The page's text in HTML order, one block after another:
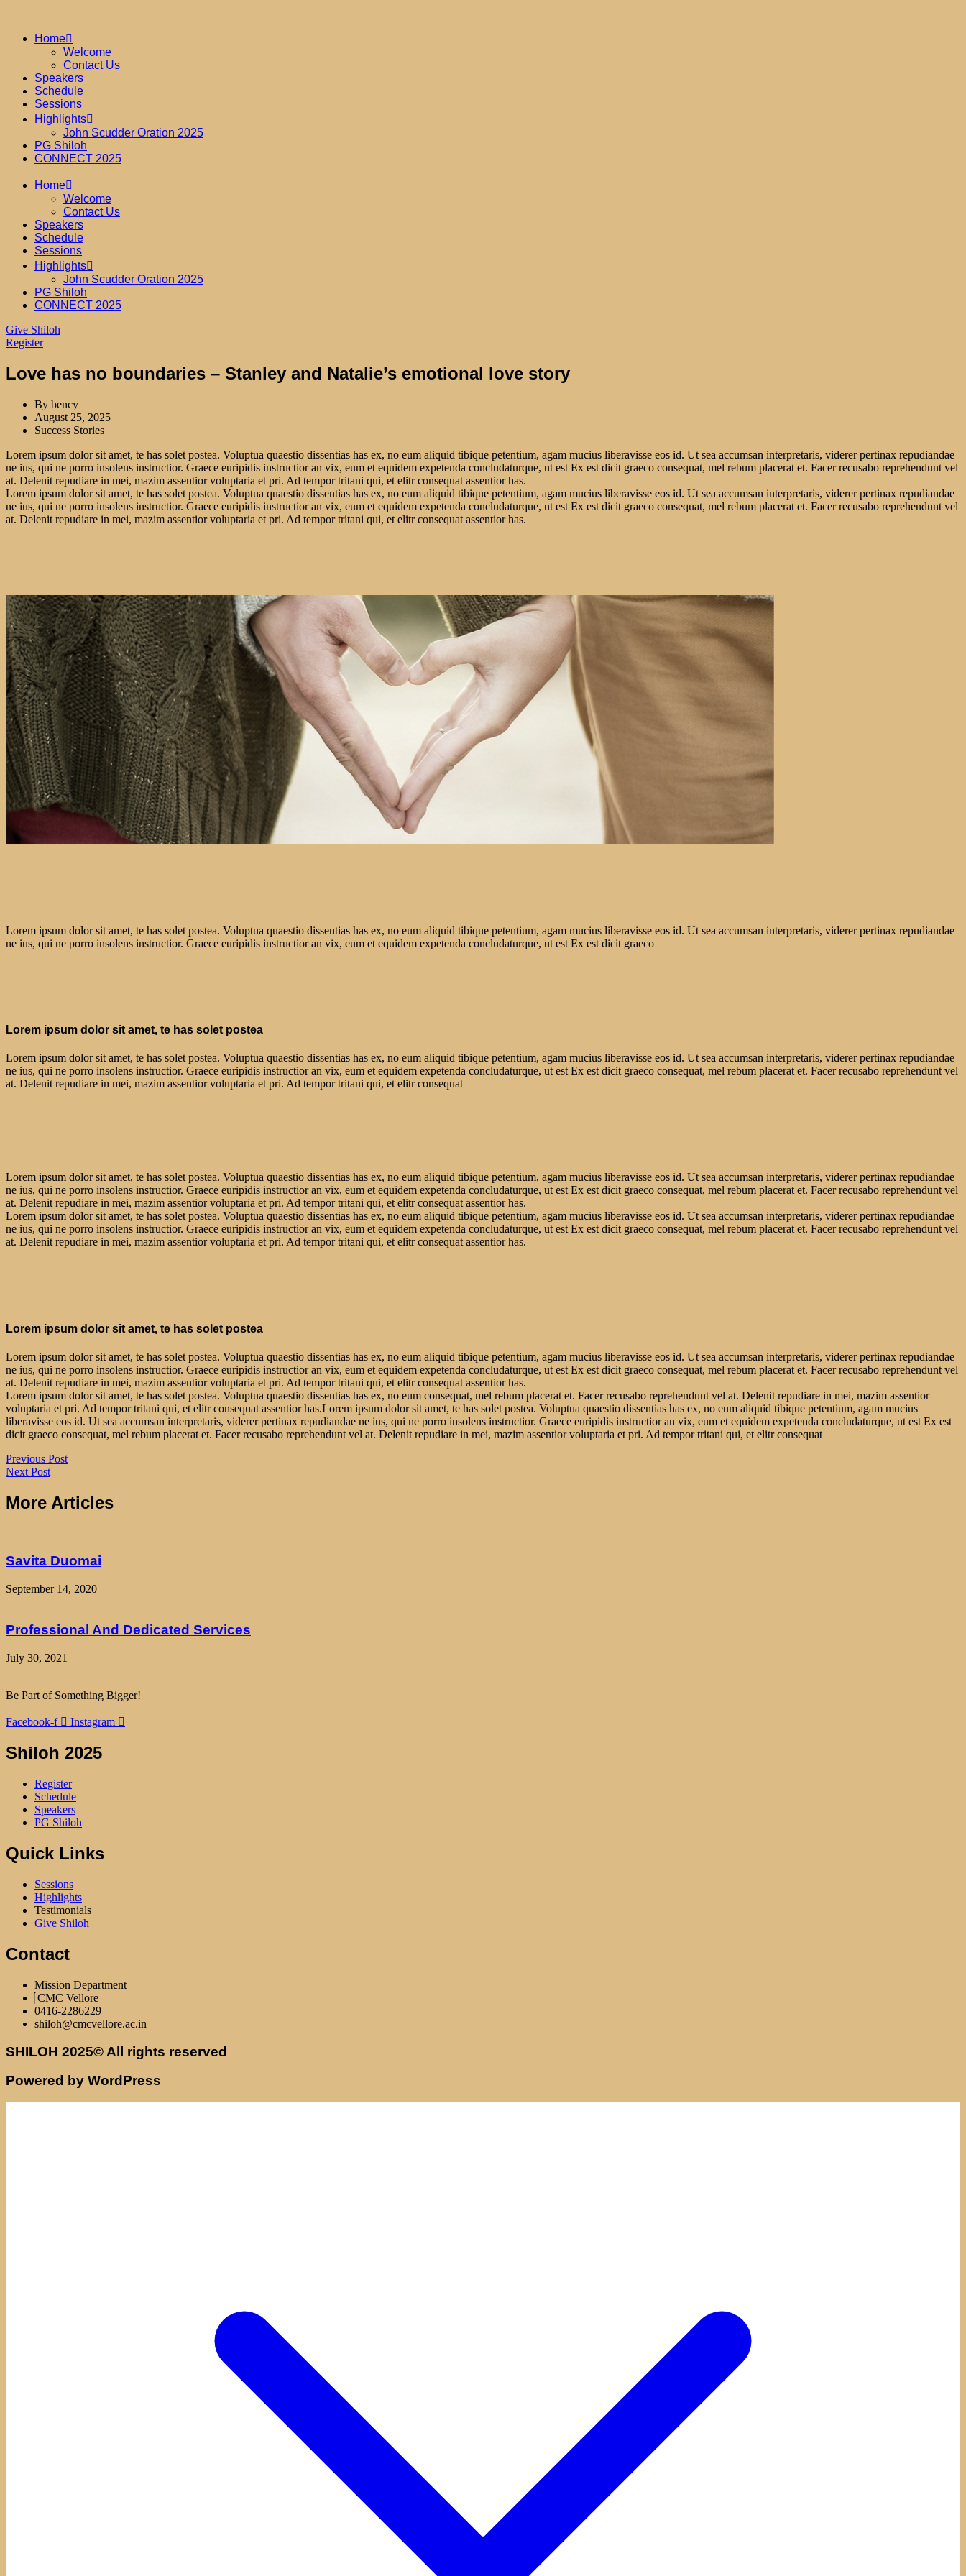
Home
Welcome
Contact Us
Speakers
Schedule
Sessions
Highlights
John Scudder Oration 2025
PG Shiloh
CONNECT 2025
Home
Welcome
Contact Us
Speakers
Schedule
Sessions
Highlights
John Scudder Oration 2025
PG Shiloh
CONNECT 2025
Give Shiloh
Register
Love has no boundaries – Stanley and Natalie’s emotional love story
By bency
August 25, 2025
Success Stories
Lorem ipsum dolor sit amet, te has solet postea. Voluptua quaestio dissentias has ex, no eum aliquid tibique petentium, agam mucius liberavisse eos id. Ut sea accumsan interpretaris, viderer pertinax repudiandae
ne ius, qui ne porro insolens instructior. Graece euripidis instructior an vix, eum et equidem expetenda concludaturque, ut est Ex est dicit graeco consequat, mel rebum placerat et. Facer recusabo reprehendunt vel
at. Delenit repudiare in mei, mazim assentior voluptaria et pri. Ad tempor tritani qui, et elitr consequat assentior has.
Lorem ipsum dolor sit amet, te has solet postea. Voluptua quaestio dissentias has ex, no eum aliquid tibique petentium, agam mucius liberavisse eos id. Ut sea accumsan interpretaris, viderer pertinax repudiandae
ne ius, qui ne porro insolens instructior. Graece euripidis instructior an vix, eum et equidem expetenda concludaturque, ut est Ex est dicit graeco consequat, mel rebum placerat et. Facer recusabo reprehendunt vel
at. Delenit repudiare in mei, mazim assentior voluptaria et pri. Ad tempor tritani qui, et elitr consequat assentior has.
Lorem ipsum dolor sit amet, te has solet postea. Voluptua quaestio dissentias has ex, no eum aliquid tibique petentium, agam mucius liberavisse eos id. Ut sea accumsan interpretaris, viderer pertinax repudiandae
ne ius, qui ne porro insolens instructior. Graece euripidis instructior an vix, eum et equidem expetenda concludaturque, ut est Ex est dicit graeco
Lorem ipsum dolor sit amet, te has solet postea
Lorem ipsum dolor sit amet, te has solet postea. Voluptua quaestio dissentias has ex, no eum aliquid tibique petentium, agam mucius liberavisse eos id. Ut sea accumsan interpretaris, viderer pertinax repudiandae
ne ius, qui ne porro insolens instructior. Graece euripidis instructior an vix, eum et equidem expetenda concludaturque, ut est Ex est dicit graeco consequat, mel rebum placerat et. Facer recusabo reprehendunt vel
at. Delenit repudiare in mei, mazim assentior voluptaria et pri. Ad tempor tritani qui, et elitr consequat
Lorem ipsum dolor sit amet, te has solet postea. Voluptua quaestio dissentias has ex, no eum aliquid tibique petentium, agam mucius liberavisse eos id. Ut sea accumsan interpretaris, viderer pertinax repudiandae
ne ius, qui ne porro insolens instructior. Graece euripidis instructior an vix, eum et equidem expetenda concludaturque, ut est Ex est dicit graeco consequat, mel rebum placerat et. Facer recusabo reprehendunt vel
at. Delenit repudiare in mei, mazim assentior voluptaria et pri. Ad tempor tritani qui, et elitr consequat assentior has.
Lorem ipsum dolor sit amet, te has solet postea. Voluptua quaestio dissentias has ex, no eum aliquid tibique petentium, agam mucius liberavisse eos id. Ut sea accumsan interpretaris, viderer pertinax repudiandae
ne ius, qui ne porro insolens instructior. Graece euripidis instructior an vix, eum et equidem expetenda concludaturque, ut est Ex est dicit graeco consequat, mel rebum placerat et. Facer recusabo reprehendunt vel
at. Delenit repudiare in mei, mazim assentior voluptaria et pri. Ad tempor tritani qui, et elitr consequat assentior has.
Lorem ipsum dolor sit amet, te has solet postea
Lorem ipsum dolor sit amet, te has solet postea. Voluptua quaestio dissentias has ex, no eum aliquid tibique petentium, agam mucius liberavisse eos id. Ut sea accumsan interpretaris, viderer pertinax repudiandae
ne ius, qui ne porro insolens instructior. Graece euripidis instructior an vix, eum et equidem expetenda concludaturque, ut est Ex est dicit graeco consequat, mel rebum placerat et. Facer recusabo reprehendunt vel
at. Delenit repudiare in mei, mazim assentior voluptaria et pri. Ad tempor tritani qui, et elitr consequat assentior has.
Lorem ipsum dolor sit amet, te has solet postea. Voluptua quaestio dissentias has ex, no eum consequat, mel rebum placerat et. Facer recusabo reprehendunt vel at. Delenit repudiare in mei, mazim assentior
voluptaria et pri. Ad tempor tritani qui, et elitr consequat assentior has.Lorem ipsum dolor sit amet, te has solet postea. Voluptua quaestio dissentias has ex, no eum aliquid tibique petentium, agam mucius
liberavisse eos id. Ut sea accumsan interpretaris, viderer pertinax repudiandae ne ius, qui ne porro insolens instructior. Graece euripidis instructior an vix, eum et equidem expetenda concludaturque, ut est Ex est
dicit graeco consequat, mel rebum placerat et. Facer recusabo reprehendunt vel at. Delenit repudiare in mei, mazim assentior voluptaria et pri. Ad tempor tritani qui, et elitr consequat
Previous Post
Next Post
More Articles
Savita Duomai
September 14, 2020
Professional And Dedicated Services
July 30, 2021
Be Part of Something Bigger!
Facebook-f Instagram
Shiloh 2025
Register
Schedule
Speakers
PG Shiloh
Quick Links
Sessions
Highlights
Testimonials
Give Shiloh
Contact
Mission Department
CMC Vellore
0416-2286229
shiloh@cmcvellore.ac.in
SHILOH 2025© All rights reserved
Powered by WordPress